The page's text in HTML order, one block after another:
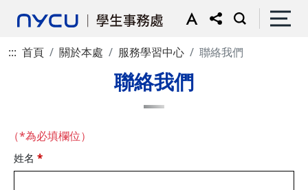
::: 首頁 關於本處 服務學習中心 聯絡我們
聯絡我們
（*為必填欄位）
姓名 *